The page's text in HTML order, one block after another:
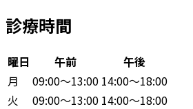
診療時間
曜日 午前
午後
月
09:00〜13:00 14:00〜18:00
火
09:00〜13:00 14:00〜18:00